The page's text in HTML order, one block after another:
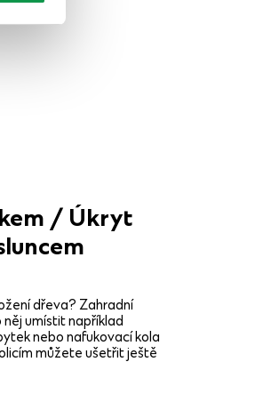
/ Úkryt
dřeva? Zahradní
umístit například
nebo nafukovací kola
můžete ušetřit ještě